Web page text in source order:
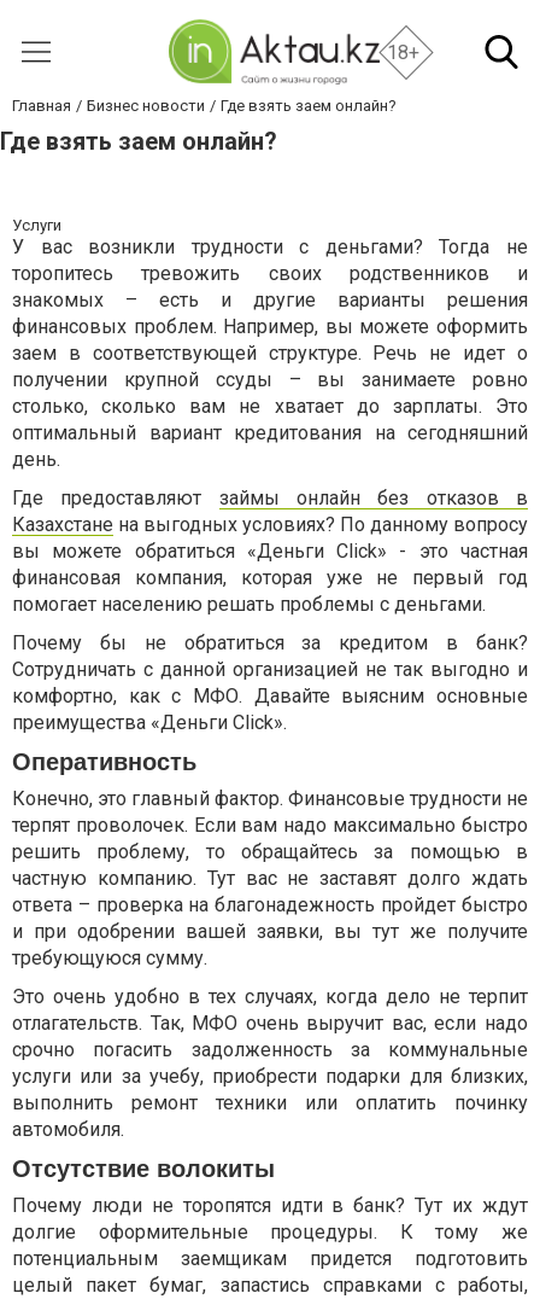
18+
Главная Бизнес новости Где взять заем онлайн?
Где взять заем онлайн?
Услуги
У вас возникли трудности с деньгами? Тогда не
торопитесь тревожить своих родственников и
знакомых – есть и другие варианты решения
финансовых проблем. Например, вы можете оформить
заем в соответствующей структуре. Речь не идет о
получении крупной ссуды – вы занимаете ровно
столько, сколько вам не хватает до зарплаты. Это
оптимальный вариант кредитования на сегодняшний
день.
Где предоставляют займы онлайн без отказов в
Казахстане на выгодных условиях? По данному вопросу
вы можете обратиться «Деньги Click» - это частная
финансовая компания, которая уже не первый год
помогает населению решать проблемы с деньгами.
Почему бы не обратиться за кредитом в банк?
Сотрудничать с данной организацией не так выгодно и
комфортно, как с МФО. Давайте выясним основные
преимущества «Деньги Click».
Оперативность
Конечно, это главный фактор. Финансовые трудности не
терпят проволочек. Если вам надо максимально быстро
решить проблему, то обращайтесь за помощью в
частную компанию. Тут вас не заставят долго ждать
ответа – проверка на благонадежность пройдет быстро
и при одобрении вашей заявки, вы тут же получите
требующуюся сумму.
Это очень удобно в тех случаях, когда дело не терпит
отлагательств. Так, МФО очень выручит вас, если надо
срочно погасить задолженность за коммунальные
услуги или за учебу, приобрести подарки для близких,
выполнить ремонт техники или оплатить починку
автомобиля.
Отсутствие волокиты
Почему люди не торопятся идти в банк? Тут их ждут
долгие оформительные процедуры. К тому же
потенциальным заемщикам придется подготовить
целый пакет бумаг, запастись справками с работы,